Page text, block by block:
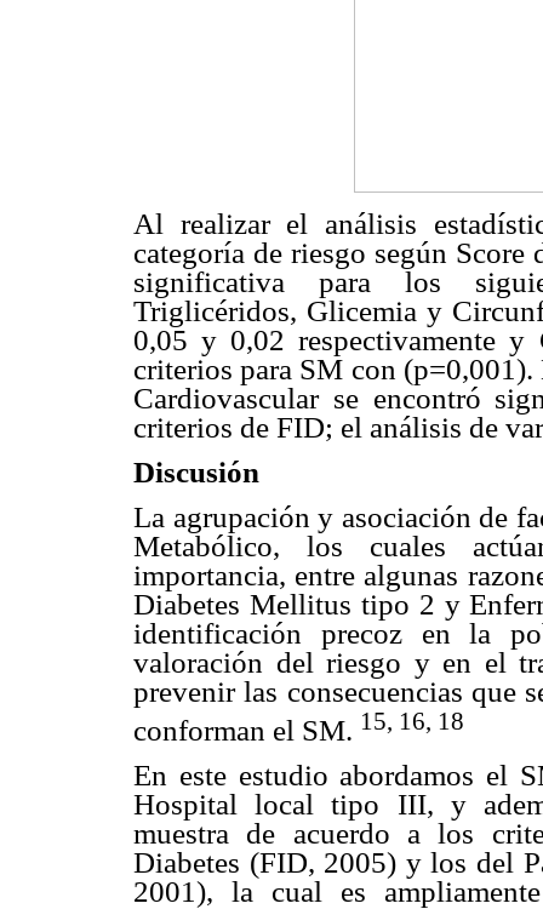
Al realizar el análisis
categoría de riesgo según
significativa para los
Triglicéridos, Glicemia y
0,05 y 0,02 respectivamente
criterios para SM con
Cardiovascular se encontró
criterios de FID; el análisis de
Discusión
La agrupación y asociación de
Metabólico, los cuales
importancia, entre algunas
Diabetes Mellitus tipo 2 y
identificación precoz en la
valoración del riesgo y en el
prevenir las consecuencias que
conforman el SM. 15, 16, 18
En este estudio abordamos el
Hospital local tipo III, y
muestra de acuerdo a los
Diabetes (FID, 2005) y los del
2001), la cual es